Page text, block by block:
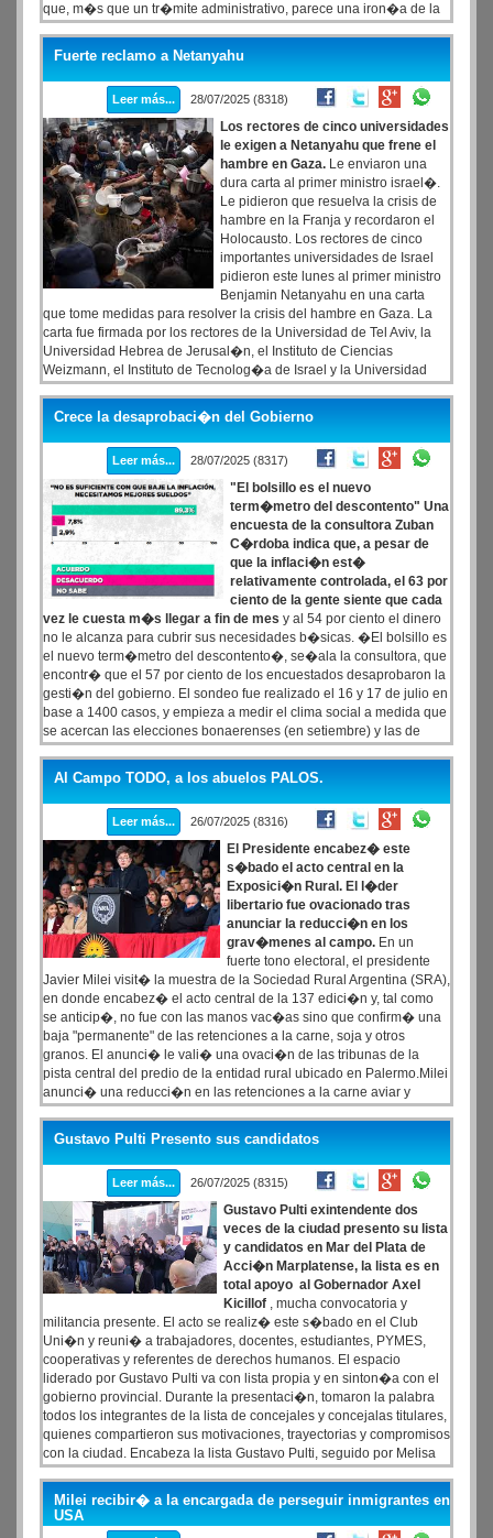
que, m�s que un tr�mite administrativo, parece una iron�a de la
realidad: el Estado entregando una represa de forma directa a una
firma cuestionada por la justicia
Fuerte reclamo a Netanyahu
Leer más... 28/07/2025 (8318)
Los rectores de cinco universidades
le exigen a Netanyahu que frene el
hambre en Gaza. Le enviaron una
dura carta al primer ministro israel�.
Le pidieron que resuelva la crisis de
hambre en la Franja y recordaron el
Holocausto. Los rectores de cinco
importantes universidades de Israel
pidieron este lunes al primer ministro
Benjamin Netanyahu en una carta
que tome medidas para resolver la crisis del hambre en Gaza. La
carta fue firmada por los rectores de la Universidad de Tel Aviv, la
Universidad Hebrea de Jerusal�n, el Instituto de Ciencias
Weizmann, el Instituto de Tecnolog�a de Israel y la Universidad
Abierta de Israel. Los cinco pidieron a Netanyahu que instruya al
ej�rcito israel� y a otras fuerzas de seguridad a �intensificar sus
esfuerzos, independientemente de la gran responsabilidad de
Ham�s y otros factores, para resolver el terrible problema del
hambre que prevalece en Gaza
Crece la desaprobaci�n del Gobierno
Leer más... 28/07/2025 (8317)
"El bolsillo es el nuevo
term�metro del descontento" Una
encuesta de la consultora Zuban
C�rdoba indica que, a pesar de
que la inflaci�n est�
relativamente controlada, el 63 por
ciento de la gente siente que cada
vez le cuesta m�s llegar a fin de mes y al 54 por ciento el dinero
no le alcanza para cubrir sus necesidades b�sicas. �El bolsillo es
el nuevo term�metro del descontento�, se�ala la consultora, que
encontr� que el 57 por ciento de los encuestados desaprobaron la
gesti�n del gobierno. El sondeo fue realizado el 16 y 17 de julio en
base a 1400 casos, y empieza a medir el clima social a medida que
se acercan las elecciones bonaerenses (en setiembre) y las de
legisladores nacionales (en octubre).
Al Campo TODO, a los abuelos PALOS.
Leer más... 26/07/2025 (8316)
El Presidente encabez� este
s�bado el acto central en la
Exposici�n Rural. El l�der
libertario fue ovacionado tras
anunciar la reducci�n en los
grav�menes al campo. En un
fuerte tono electoral, el presidente
Javier Milei visit� la muestra de la Sociedad Rural Argentina (SRA),
en donde encabez� el acto central de la 137 edici�n y, tal como
se anticip�, no fue con las manos vac�as sino que confirm� una
baja "permanente" de las retenciones a la carne, soja y otros
granos. El anunci� le vali� una ovaci�n de las tribunas de la
pista central del predio de la entidad rural ubicado en Palermo.Milei
anunci� una reducci�n en las retenciones a la carne aviar y
vacuna del 6,75% al 5%; al ma�z, del 12% al 9,5%; al sorgo de
12% a 9,5%; al girasol de 7% y 5% al 5,5% y 4%; a la soja del 33%
al 26% y a sus subproductos de 31% a 24,5%
Gustavo Pulti Presento sus candidatos
Leer más... 26/07/2025 (8315)
Gustavo Pulti exintendente dos
veces de la ciudad presento su lista
y candidatos en Mar del Plata de
Acci�n Marplatense, la lista es en
total apoyo al Gobernador Axel
Kicillof , mucha convocatoria y
militancia presente. El acto se realiz� este s�bado en el Club
Uni�n y reuni� a trabajadores, docentes, estudiantes, PYMES,
cooperativas y referentes de derechos humanos. El espacio
liderado por Gustavo Pulti va con lista propia y en sinton�a con el
gobierno provincial. Durante la presentaci�n, tomaron la palabra
todos los integrantes de la lista de concejales y concejalas titulares,
quienes compartieron sus motivaciones, trayectorias y compromisos
con la ciudad. Encabeza la lista Gustavo Pulti, seguido por Melisa
Centuri�n, Ra�l Calamante, Natalin Giovanetoni, Santiago
Guti�rrez, Mar�a Elizabeth Constancio, Sergio Salinas Porto,
Emilce Rodr�guez, Gonzalo Al�, Jorgelina Porta, Yamil Assan y
Camila Garcilazo.
Milei recibir� a la encargada de perseguir inmigrantes en
USA